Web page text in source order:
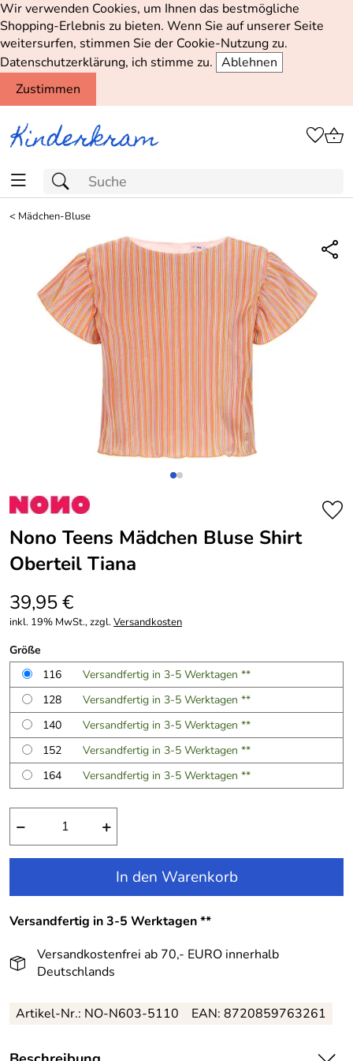
Wir verwenden Cookies, um Ihnen das bestmögliche
Shopping-Erlebnis zu bieten. Wenn Sie auf unserer Seite
weitersurfen, stimmen Sie der Cookie-Nutzung zu.
Datenschutzerklärung, ich stimme zu. Ablehnen
Zustimmen
< Mädchen-Bluse
Nono Teens Mädchen Bluse Shirt
Oberteil Tiana
39,95 €
inkl. 19% MwSt., zzgl.Versandkosten
Größe
116
Versandfertig in 3-5 Werktagen **
128
Versandfertig in 3-5 Werktagen **
140
Versandfertig in 3-5 Werktagen **
152
Versandfertig in 3-5 Werktagen **
164
Versandfertig in 3-5 Werktagen **
− +
In den Warenkorb
Versandfertig in 3-5 Werktagen **
Versandkostenfrei ab 70,- EURO innerhalb
Deutschlands
Artikel-Nr.: NO-N603-5110 EAN: 8720859763261